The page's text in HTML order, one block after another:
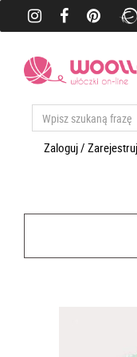
Zaloguj / Zarejestruj